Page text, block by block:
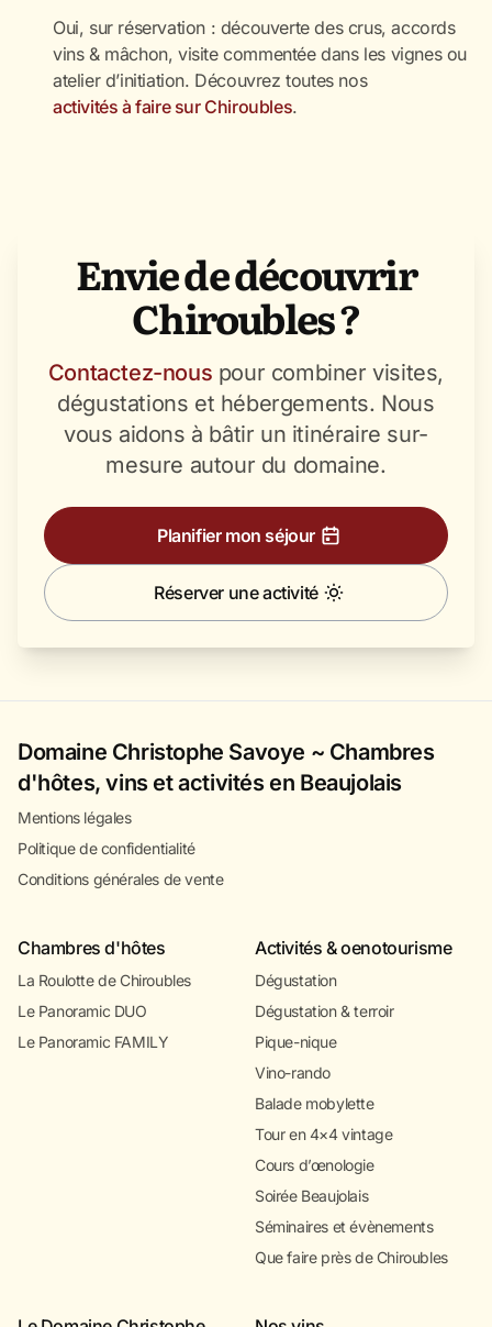
Oui, sur réservation : découverte des crus, accords
vins & mâchon, visite commentée dans les vignes ou
atelier d’initiation. Découvrez toutes nos
activités à faire sur Chiroubles.
Envie de découvrir
Chiroubles ?
Contactez-nous pour combiner visites,
dégustations et hébergements. Nous
vous aidons à bâtir un itinéraire sur-
mesure autour du domaine.
Planifier mon séjour
Réserver une activité
Domaine Christophe Savoye ~ Chambres
d'hôtes, vins et activités en Beaujolais
Mentions légales
Politique de confidentialité
Conditions générales de vente
Chambres d'hôtes
La Roulotte de Chiroubles
Le Panoramic DUO
Le Panoramic FAMILY
Activités & oenotourisme
Dégustation
Dégustation & terroir
Pique-nique
Vino-rando
Balade mobylette
Tour en 4×4 vintage
Cours d’œnologie
Soirée Beaujolais
Séminaires et évènements
Que faire près de Chiroubles